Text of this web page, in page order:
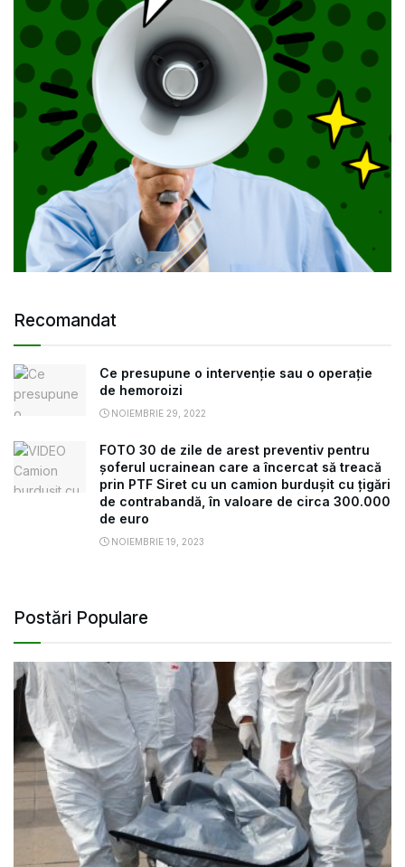
Recomandat
Ce presupune o intervenție sau o operație
de hemoroizi
NOIEMBRIE 29, 2022
FOTO 30 de zile de arest preventiv pentru
șoferul ucrainean care a încercat să treacă
prin PTF Siret cu un camion burdușit cu țigări
de contrabandă, în valoare de circa 300.000
de euro
NOIEMBRIE 19, 2023
Postări Populare